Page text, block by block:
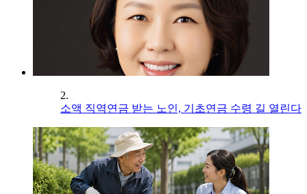
2.
소액 직역연금 받는 노인, 기초연금 수령 길 열린다